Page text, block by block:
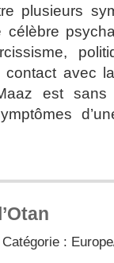
plusieurs
célèbre
contact avec
est
: